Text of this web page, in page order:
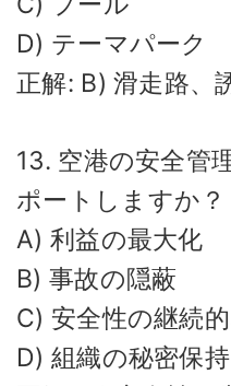
D) テーマパーク
正解: B) 滑走路、
13. 空港の安全管
ポートしますか？
A) 利益の最大化
B) 事故の隠蔽
C) 安全性の継続
D) 組織の秘密保持